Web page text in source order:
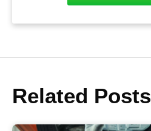
Related Posts